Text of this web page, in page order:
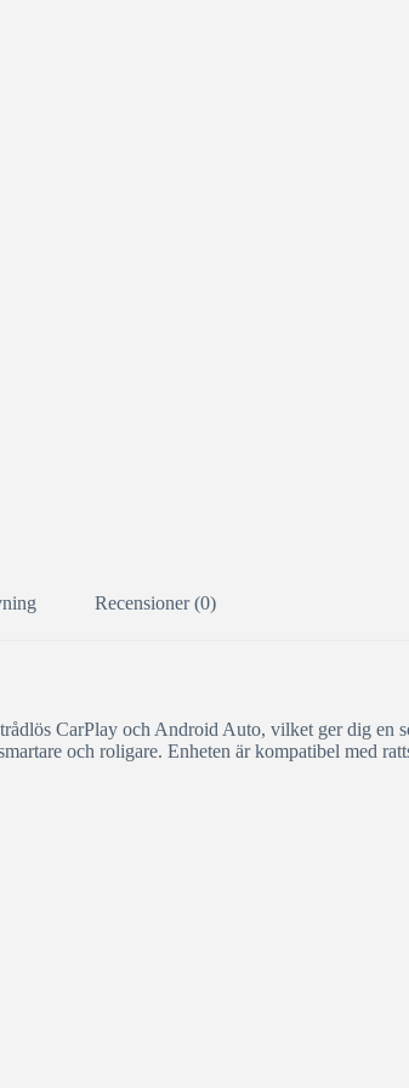
Recensioner (0)
CarPlay och Android Auto, vilket ger dig en
och roligare. Enheten är kompatibel med